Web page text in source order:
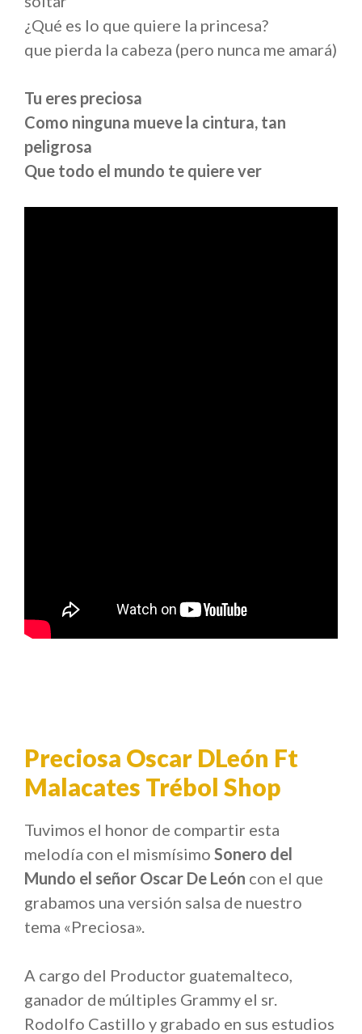
¿Qué es lo que quiere la princesa?
que pierda la cabeza (pero nunca me amará)
Tu eres preciosa
Como ninguna mueve la cintura, tan
peligrosa
Que todo el mundo te quiere ver
Preciosa Oscar DLeón Ft
Malacates Trébol Shop
Tuvimos el honor de compartir esta
melodía con el mismísimo Sonero del
Mundo el señor Oscar De León con el que
grabamos una versión salsa de nuestro
tema «Preciosa».
A cargo del Productor guatemalteco,
ganador de múltiples Grammy el sr.
Rodolfo Castillo y grabado en sus estudios